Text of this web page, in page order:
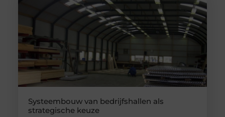
Systeembouw van bedrijfshallen als
strategische keuze